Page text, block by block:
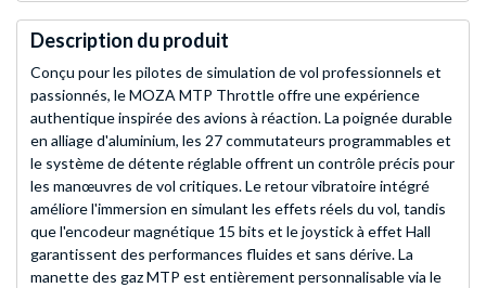
Description du produit
Conçu pour les pilotes de simulation de vol professionnels et
passionnés, le MOZA MTP Throttle offre une expérience
authentique inspirée des avions à réaction. La poignée durable
en alliage d'aluminium, les 27 commutateurs programmables et
le système de détente réglable offrent un contrôle précis pour
les manœuvres de vol critiques. Le retour vibratoire intégré
améliore l'immersion en simulant les effets réels du vol, tandis
que l'encodeur magnétique 15 bits et le joystick à effet Hall
garantissent des performances fluides et sans dérive. La
manette des gaz MTP est entièrement personnalisable via le